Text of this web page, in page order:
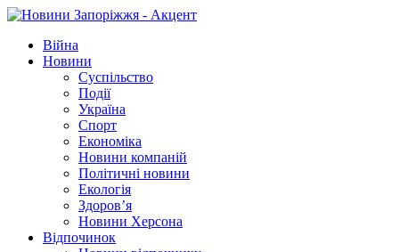
Війна
Новини
Суспільство
Події
Україна
Спорт
Економіка
Новини компаній
Політичні новини
Екологія
Здоров’я
Новини Херсона
Відпочинок